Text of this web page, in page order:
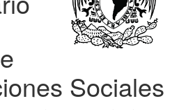
Sociales